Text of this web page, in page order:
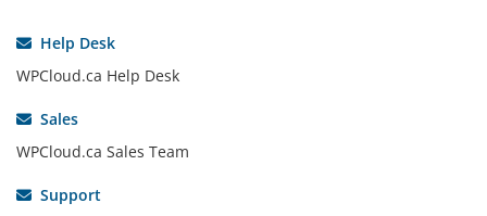
Help Desk
WPCloud.ca Help Desk
Sales
WPCloud.ca Sales Team
Support